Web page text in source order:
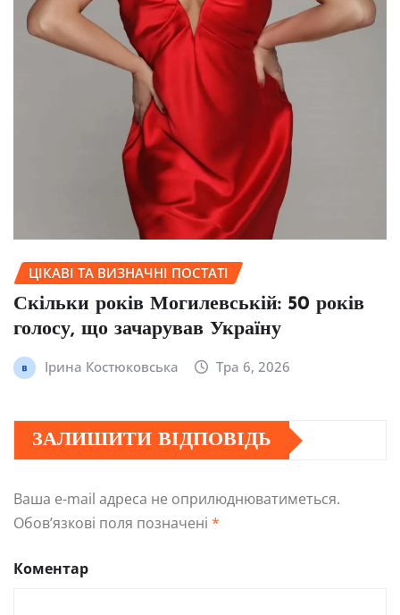
ЦІКАВІ ТА ВИЗНАЧНІ ПОСТАТІ
Скільки років Могилевській: 50 років
голосу, що зачарував Україну
Ірина Костюковська Тра 6, 2026
ЗАЛИШИТИ ВІДПОВІДЬ
Ваша e-mail адреса не оприлюднюватиметься.
Обов’язкові поля позначені *
Коментар